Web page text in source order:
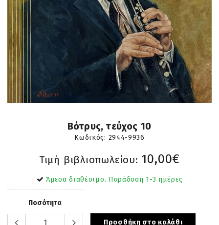
Βότρυς, τεύχος 10
Κωδικός: 2944-9936
Τιμή βιβλιοπωλείου: 10,00€
Άμεσα διαθέσιμο. Παράδοση 1-3 ημέρες
Ποσότητα
Προσθήκη στο καλάθι